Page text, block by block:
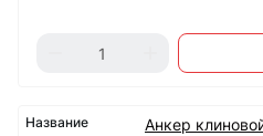
Анкер